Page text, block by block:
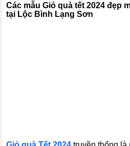
Các mẫu Giỏ quà tết 2024 đẹp
tại Lộc Bình Lạng Sơn